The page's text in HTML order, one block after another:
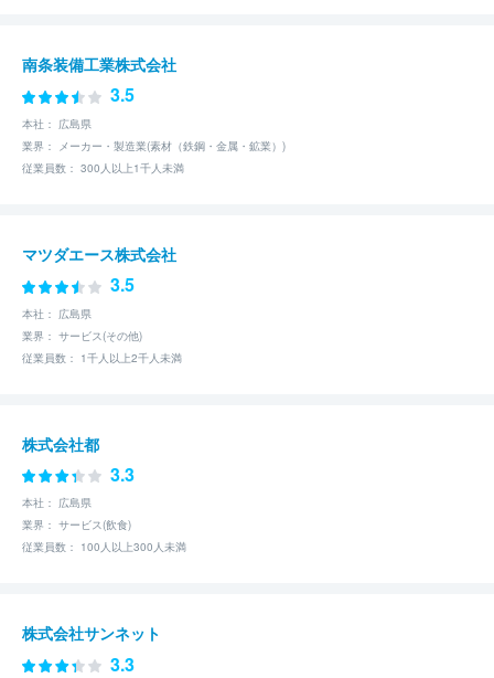
南条装備工業株式会社
3.5
本社： 広島県
業界： メーカー・製造業(素材（鉄鋼・金属・鉱業）)
従業員数： 300人以上1千人未満
マツダエース株式会社
3.5
本社： 広島県
業界： サービス(その他)
従業員数： 1千人以上2千人未満
株式会社都
3.3
本社： 広島県
業界： サービス(飲食)
従業員数： 100人以上300人未満
株式会社サンネット
3.3